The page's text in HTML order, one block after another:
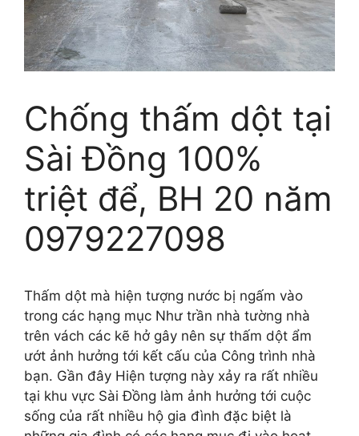
Chống thấm dột tại
Sài Đồng 100%
triệt để, BH 20 năm
0979227098
Thấm dột mà hiện tượng nước bị ngấm vào
trong các hạng mục Như trần nhà tường nhà
trên vách các kẽ hở gây nên sự thấm dột ẩm
ướt ảnh hưởng tới kết cấu của Công trình nhà
bạn. Gần đây Hiện tượng này xảy ra rất nhiều
tại khu vực Sài Đồng làm ảnh hưởng tới cuộc
sống của rất nhiều hộ gia đình đặc biệt là